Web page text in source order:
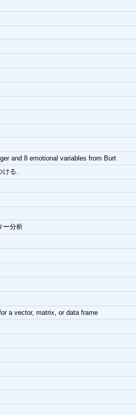
and 8 emotional variables from Burt
ける.
ー分析
a vector, matrix, or data frame